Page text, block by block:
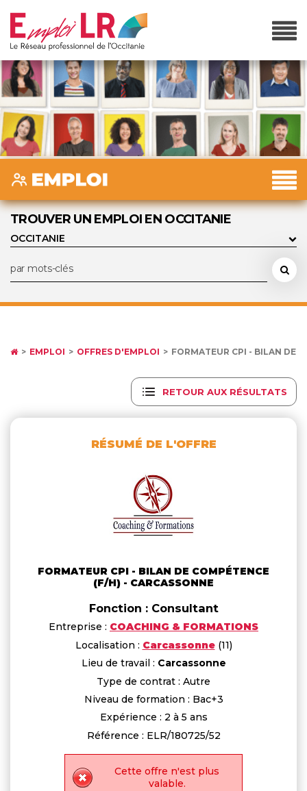
TROUVER UN EMPLOI EN OCCITANIE
EMPLOI OFFRES D'EMPLOI FORMATEUR CPI - BILAN DE
RETOUR AUX RÉSULTATS
RÉSUMÉ DE L'OFFRE
FORMATEUR CPI - BILAN DE COMPÉTENCE
(F/H) - CARCASSONNE
Fonction : Consultant
Entreprise : COACHING & FORMATIONS
Localisation : Carcassonne(11)
Lieu de travail : Carcassonne
Type de contrat : Autre
Niveau de formation : Bac+3
Expérience : 2 à 5 ans
Référence : ELR/180725/52
Cette offre n'est plus
valable.